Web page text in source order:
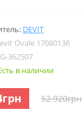
DEVIT
Ovale 17080136
362507
в наличии
52 920грн